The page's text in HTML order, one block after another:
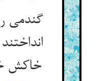
گندمی
خاکش